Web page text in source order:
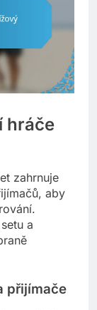
hráče
zahrnuje
aby
a
přijímače